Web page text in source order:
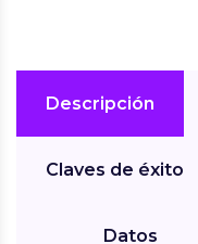
Descripción
Claves de éxito
Datos